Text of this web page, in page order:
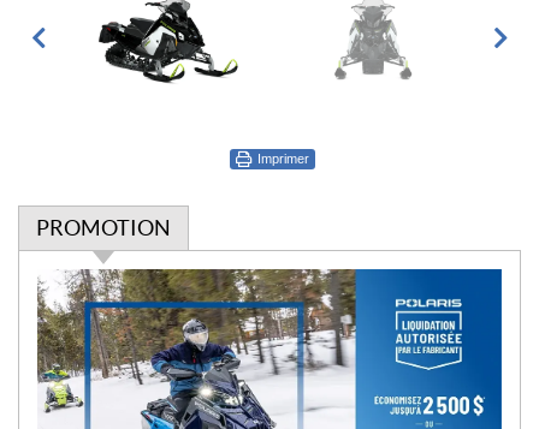
Imprimer
PROMOTION
P
r
o
m
o
t